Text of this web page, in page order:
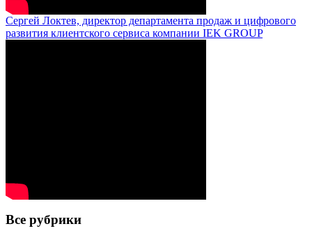
Сергей Локтев, директор департамента продаж и цифрового
развития клиентского сервиса компании IEK GROUP
Все рубрики